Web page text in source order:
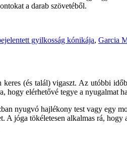
a darab szövetéből.
gyilkosság kónikája, Garcia
(és talál) vigaszt. Az utóbbi
hogy elérhetővé tegye a nyugalmat
nyugvó hajlékony test vagy egy
A jóga tökéletesen alkalmas rá,